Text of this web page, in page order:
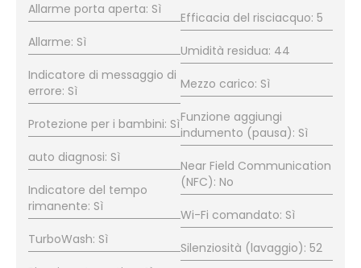
Allarme porta aperta: Sì
Allarme: Sì
Indicatore di messaggio di
errore: Sì
Protezione per i bambini: Sì
auto diagnosi: Sì
Indicatore del tempo
rimanente: Sì
TurboWash: Sì
Efficacia del risciacquo: 5
Umidità residua: 44
Mezzo carico: Sì
Funzione aggiungi
indumento (pausa): Sì
Near Field Communication
(NFC): No
Wi-Fi comandato: Sì
Silenziosità (lavaggio): 52